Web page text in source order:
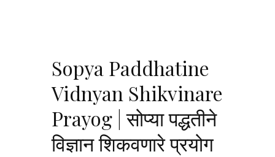
Sopya Paddhatine
Vidnyan Shikvinare
Prayog | सोप्या पद्धतीने
विज्ञान शिकवणारे प्रयोग